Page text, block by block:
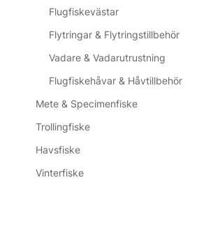
Flugfiskevästar
Flytringar & Flytringstillbehör
Vadare & Vadarutrustning
Flugfiskehåvar & Håvtillbehör
Mete & Specimenfiske
Trollingfiske
Havsfiske
Vinterfiske